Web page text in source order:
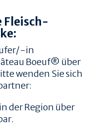
Fleisch-
in
Boeuf® über
wenden Sie sich
der Region über
&